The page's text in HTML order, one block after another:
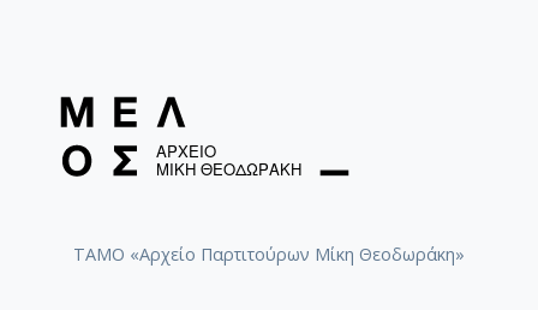
ΤΑΜΟ «Αρχείο Παρτιτούρων Μίκη Θεοδωράκη»